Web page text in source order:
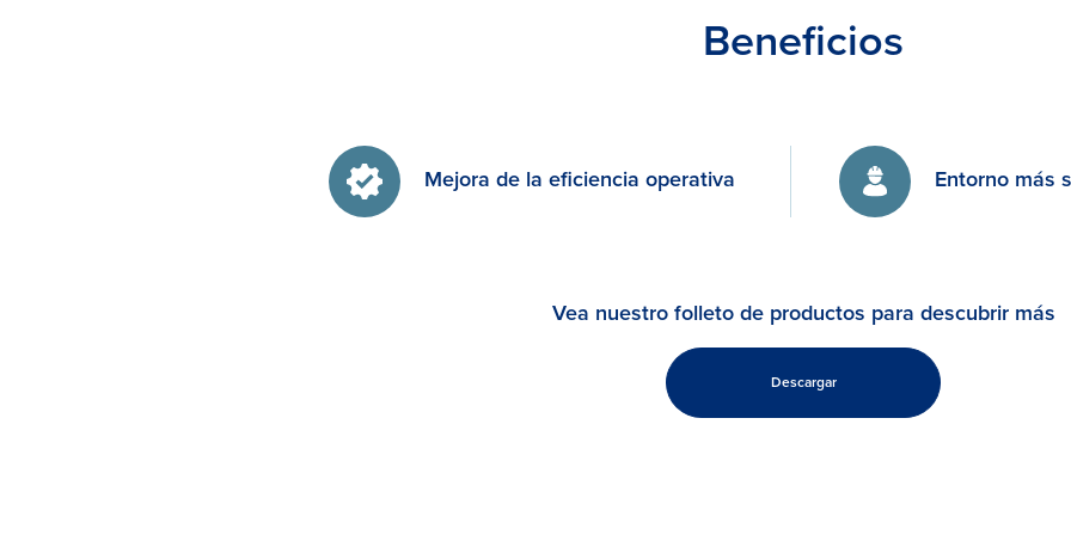
Beneficios
Mejora de la eficiencia operativa Entorno más
Vea nuestro folleto de productos para descubrir más
Descargar